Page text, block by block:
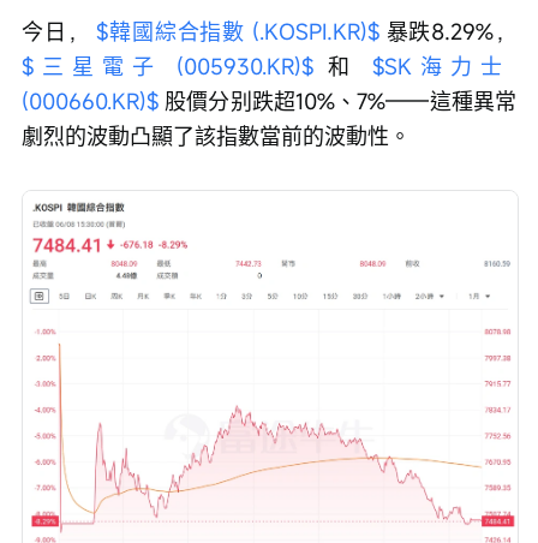
今日， $韓國綜合指數 (.KOSPI.KR)$ 暴跌8.29%，
$三星電子 (005930.KR)$ 和 $SK海力士
(000660.KR)$ 股價分别跌超10%、7%——這種異常
劇烈的波動凸顯了該指數當前的波動性。